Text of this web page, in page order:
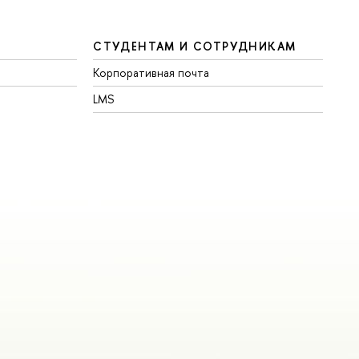
СТУДЕНТАМ И СОТРУДНИКАМ
Корпоративная почта
LMS